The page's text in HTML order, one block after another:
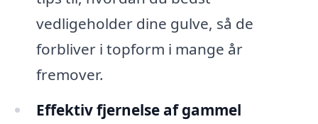
vedligeholder dine gulve, så de
forbliver i topform i mange år
fremover.
Effektiv fjernelse af gammel